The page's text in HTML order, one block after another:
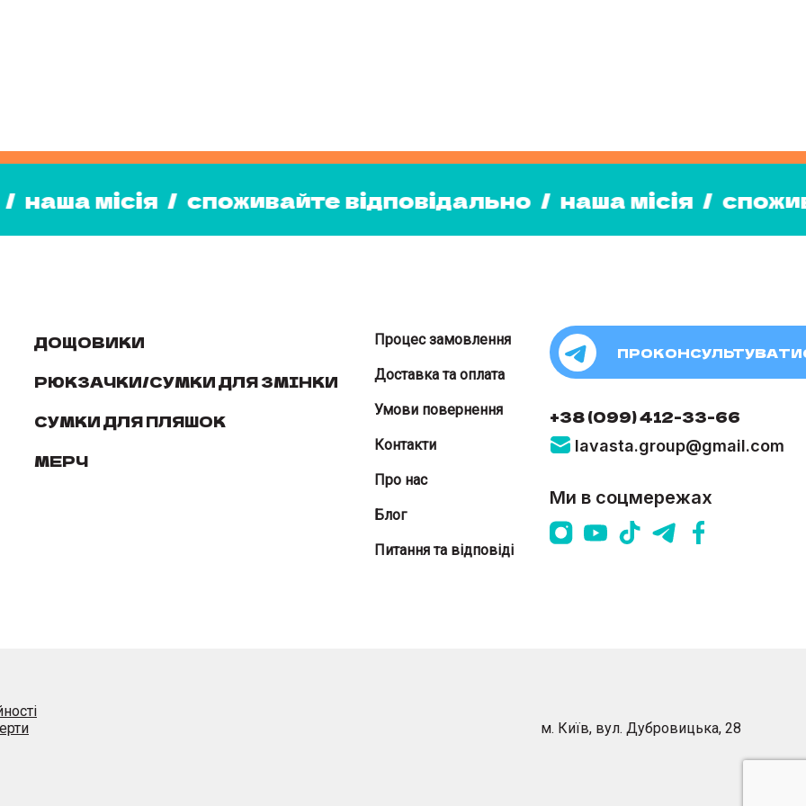
споживайте відповідально наша місія споживайте
/ наша місія / споживайте відповідально / наша місія /
ДОЩОВИКИ
РЮКЗАЧКИ/СУМКИ ДЛЯ ЗМІНКИ
СУМКИ ДЛЯ ПЛЯШОК
МЕРЧ
Процес замовлення
Доставка та оплата
Умови повернення
Контакти
Про нас
Блог
Питання та відповіді
+38 (099) 412-33-66
Ми в соцмережах
lavasta.group@gmail.com
м. Київ, вул. Дубровицька, 28